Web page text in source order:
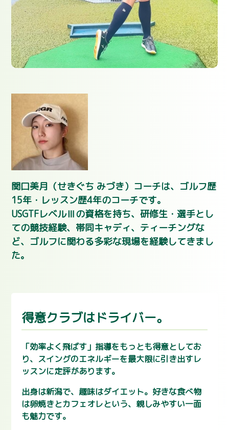
関口美月（せきぐち みづき）コーチは、ゴルフ歴
15年・レッスン歴4年のコーチです。
USGTFレベルⅢの資格を持ち、研修生・選手とし
ての競技経験、帯同キャディ、ティーチングな
ど、ゴルフに関わる多彩な現場を経験してきまし
た。
得意クラブはドライバー。
「効率よく飛ばす」指導をもっとも得意としてお
り、スイングのエネルギーを最大限に引き出すレ
ッスンに定評があります。
出身は新潟で、趣味はダイエット。好きな食べ物
は卵焼きとカフェオレという、親しみやすい一面
も魅力です。